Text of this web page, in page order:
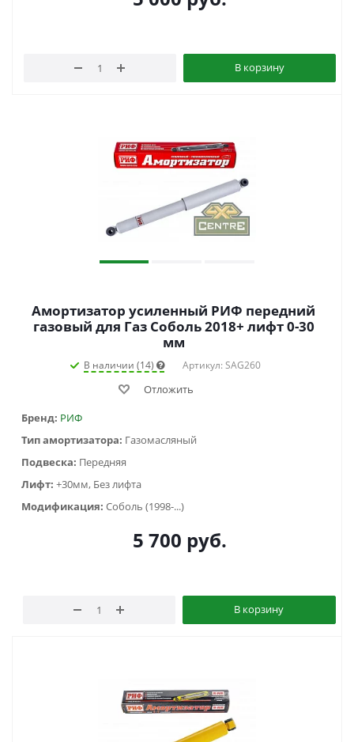
В корзину
Амортизатор усиленный РИФ передний
газовый для Газ Соболь 2018+ лифт 0-30
мм
В наличии (14) Артикул: SAG260
Отложить
Бренд: РИФ
Тип амортизатора: Газомасляный
Подвеска: Передняя
Лифт: +30мм, Без лифта
Модификация: Соболь (1998-...)
5 700 руб.
В корзину